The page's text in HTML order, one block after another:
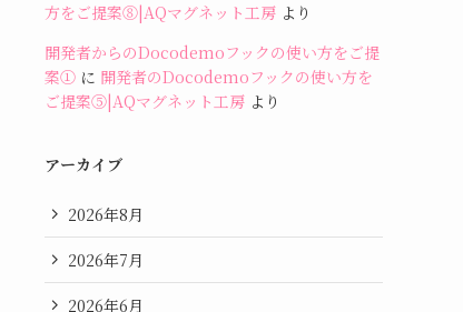
方をご提案⑧|AQマグネット工房 より
開発者からのDocodemoフックの使い方をご提
案① に 開発者のDocodemoフックの使い方を
ご提案⑤|AQマグネット工房 より
アーカイブ
2026年8月
2026年7月
2026年6月